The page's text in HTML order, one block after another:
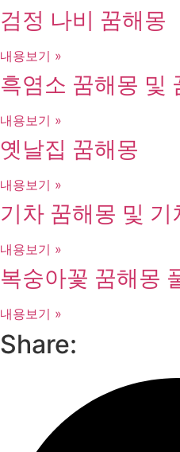
검정 나비 꿈해몽
내용보기 »
흑염소 꿈해몽 및
내용보기 »
옛날집 꿈해몽
내용보기 »
기차 꿈해몽 및 기
내용보기 »
복숭아꽃 꿈해몽
내용보기 »
Share: